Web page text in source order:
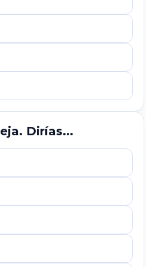
Dirías...